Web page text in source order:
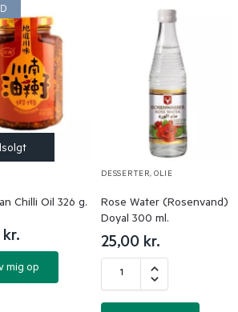
Chilli Oil 326 g.
kr.
mig op
DESSERTER,OLIE
Rose Water (Rosenvand)
Doyal 300 ml.
25,00 kr.